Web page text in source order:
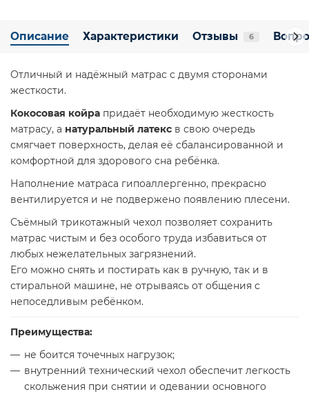
Описание Характеристики Отзывы 6
Отличный и надёжный матрас с двумя сторонами
жесткости.
Кокосовая койра придаёт необходимую жесткость
матрасу, а натуральный латекс в свою очередь
смягчает поверхность, делая её сбалансированной и
комфортной для здорового сна ребёнка.
Наполнение матраса гипоаллергенно, прекрасно
вентилируется и не подвержено появлению плесени.
Съёмный трикотажный чехол позволяет сохранить
матрас чистым и без особого труда избавиться от
любых нежелательных загрязнений.
Его можно снять и постирать как в ручную, так и в
стиральной машине, не отрываясь от общения с
непоседливым ребёнком.
Преимущества:
не боится точечных нагрузок;
внутренний технический чехол обеспечит легкость
скольжения при снятии и одевании основного